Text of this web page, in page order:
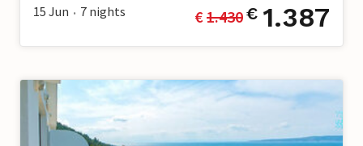
15 Jun • 7 nights € 1.430€ 1.387